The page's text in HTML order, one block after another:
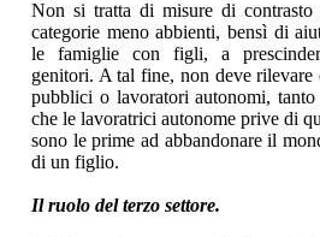
Non si tratta di misure di contrasto
categorie meno abbienti, bensì di
le famiglie con figli, a
genitori. A tal fine, non deve
pubblici o lavoratori autonomi,
che le lavoratrici autonome prive di
sono le prime ad abbandonare il
di un figlio.
Il ruolo del terzo settore.